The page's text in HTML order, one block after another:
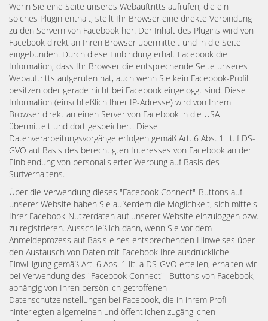
Wenn Sie eine Seite unseres Webauftritts aufrufen, die ein
solches Plugin enthält, stellt Ihr Browser eine direkte Verbindung
zu den Servern von Facebook her. Der Inhalt des Plugins wird von
Facebook direkt an Ihren Browser übermittelt und in die Seite
eingebunden. Durch diese Einbindung erhält Facebook die
Information, dass Ihr Browser die entsprechende Seite unseres
Webauftritts aufgerufen hat, auch wenn Sie kein Facebook-Profil
besitzen oder gerade nicht bei Facebook eingeloggt sind. Diese
Information (einschließlich Ihrer IP-Adresse) wird von Ihrem
Browser direkt an einen Server von Facebook in die USA
übermittelt und dort gespeichert. Diese
Datenverarbeitungsvorgänge erfolgen gemäß Art. 6 Abs. 1 lit. f DS-
GVO auf Basis des berechtigten Interesses von Facebook an der
Einblendung von personalisierter Werbung auf Basis des
Surfverhaltens.
Über die Verwendung dieses "Facebook Connect"-Buttons auf
unserer Website haben Sie außerdem die Möglichkeit, sich mittels
Ihrer Facebook-Nutzerdaten auf unserer Website einzuloggen bzw.
zu registrieren. Ausschließlich dann, wenn Sie vor dem
Anmeldeprozess auf Basis eines entsprechenden Hinweises über
den Austausch von Daten mit Facebook Ihre ausdrückliche
Einwilligung gemäß Art. 6 Abs. 1 lit. a DS-GVO erteilen, erhalten wir
bei Verwendung des "Facebook Connect"- Buttons von Facebook,
abhängig von Ihren persönlich getroffenen
Datenschutzeinstellungen bei Facebook, die in ihrem Profil
hinterlegten allgemeinen und öffentlichen zugänglichen